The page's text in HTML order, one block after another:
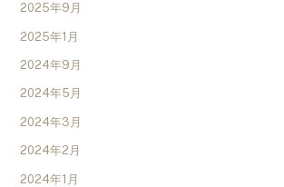
2025年9月
2025年1月
2024年9月
2024年5月
2024年3月
2024年2月
2024年1月